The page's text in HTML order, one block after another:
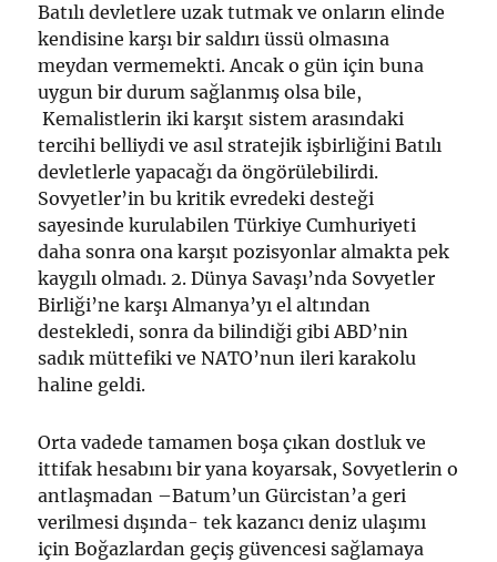
Batılı devletlere uzak tutmak ve onların elinde
kendisine karşı bir saldırı üssü olmasına
meydan vermemekti. Ancak o gün için buna
uygun bir durum sağlanmış olsa bile,
Kemalistlerin iki karşıt sistem arasındaki
tercihi belliydi ve asıl stratejik işbirliğini Batılı
devletlerle yapacağı da öngörülebilirdi.
Sovyetler’in bu kritik evredeki desteği
sayesinde kurulabilen Türkiye Cumhuriyeti
daha sonra ona karşıt pozisyonlar almakta pek
kaygılı olmadı. 2. Dünya Savaşı’nda Sovyetler
Birliği’ne karşı Almanya’yı el altından
destekledi, sonra da bilindiği gibi ABD’nin
sadık müttefiki ve NATO’nun ileri karakolu
haline geldi.
Orta vadede tamamen boşa çıkan dostluk ve
ittifak hesabını bir yana koyarsak, Sovyetlerin o
antlaşmadan –Batum’un Gürcistan’a geri
verilmesi dışında- tek kazancı deniz ulaşımı
için Boğazlardan geçiş güvencesi sağlamaya